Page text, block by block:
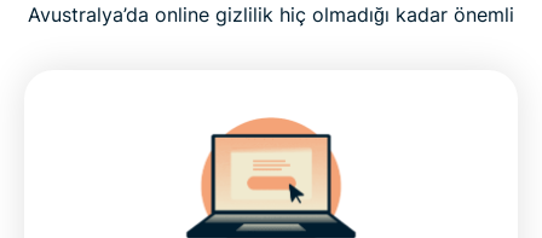
Avustralya’da online gizlilik hiç olmadığı kadar önemli